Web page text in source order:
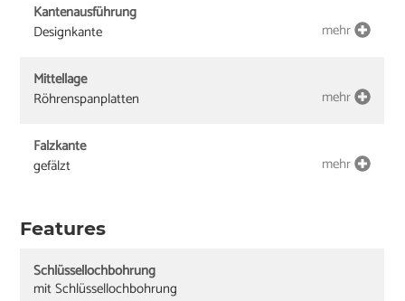
Kantenausführung
Designkante
mehr
Mittellage
Röhrenspanplatten
mehr
Falzkante
gefälzt
mehr
Features
Schlüssellochbohrung
mit Schlüssellochbohrung